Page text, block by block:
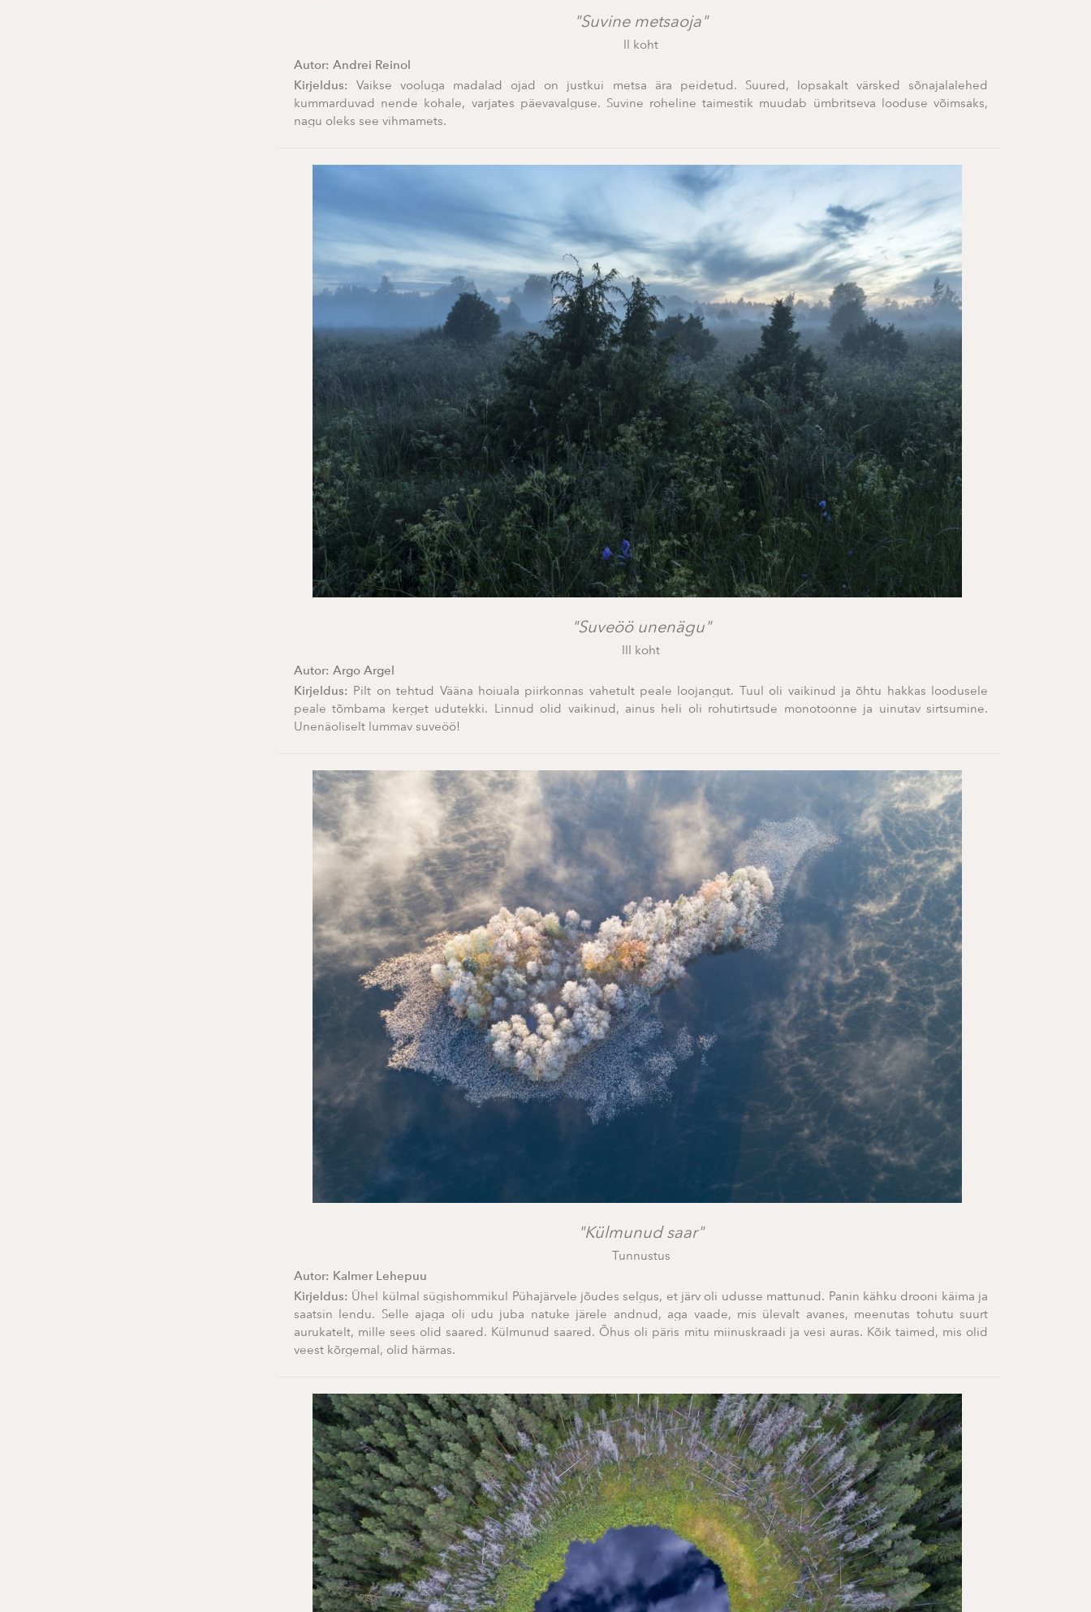
"Suvine metsaoja"
II koht
Autor: Andrei Reinol
Kirjeldus:Vaikse vooluga madalad ojad on justkui metsa ära peidetud. Suured, lopsakalt värsked sõnajalalehed
kummarduvad nende kohale, varjates päevavalguse. Suvine roheline taimestik muudab ümbritseva looduse võimsaks,
nagu oleks see vihmamets.
"Suveöö unenägu"
III koht
Autor: Argo Argel
Kirjeldus: Pilt on tehtud Vääna hoiuala piirkonnas vahetult peale loojangut. Tuul oli vaikinud ja õhtu hakkas loodusele
peale tõmbama kerget udutekki. Linnud olid vaikinud, ainus heli oli rohutirtsude monotoonne ja uinutav sirtsumine.
Unenäoliselt lummav suveöö!
"Külmunud saar"
Tunnustus
Autor: Kalmer Lehepuu
Kirjeldus: Ühel külmal sügishommikul Pühajärvele jõudes selgus, et järv oli udusse mattunud. Panin kähku drooni käima ja
saatsin lendu. Selle ajaga oli udu juba natuke järele andnud, aga vaade, mis ülevalt avanes, meenutas tohutu suurt
aurukatelt, mille sees olid saared. Külmunud saared. Õhus oli päris mitu miinuskraadi ja vesi auras. Kõik taimed, mis olid
veest kõrgemal, olid härmas.